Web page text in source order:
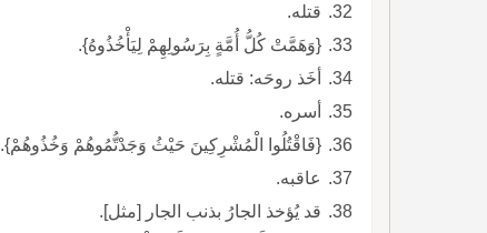
قتله.
{وَهَمَّتْ كُلُّ أُمَّةٍ بِرَسُولِهِمْ لِيَأْخُذُوهُ}.
أخَذ روحَه: قتله.
أسره.
{فَاقْتُلُوا الْمُشْرِكِينَ حَيْثُ وَجَدْتُّمُوهُمْ وَخُذُوهُمْ}.
عاقبه.
قد يُؤخذ الجارُ بذنب الجار [مثل].